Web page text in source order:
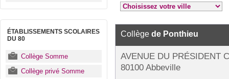
ÉTABLISSEMENTS SCOLAIRES
DU 80
Collège Somme
Collège privé Somme
Collège de Ponthieu
AVENUE DU PRÉSIDENT
80100 Abbeville